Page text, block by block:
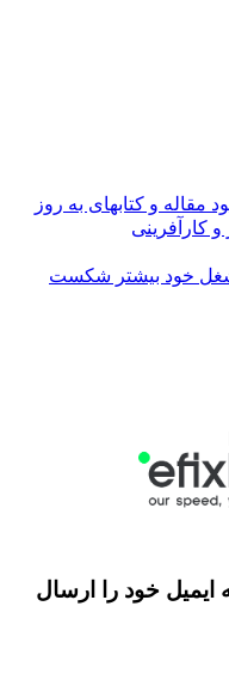
مقاله و کتابهای به روز
کارآفرینی
شغل خود بیشتر شکست
خود را ارسال